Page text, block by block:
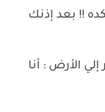
!! بعد إذنك
الأرض : أنا